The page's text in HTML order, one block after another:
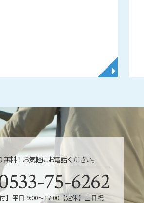
◥
無料！お気軽にお電話ください。
75-6262
付】平日 9:00〜17:00【定休】土日祝